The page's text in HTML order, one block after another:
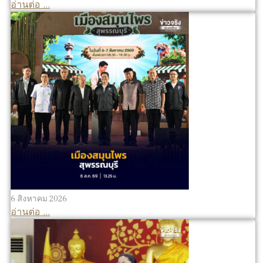
อ่านต่อ ...
6 สิงหาคม 2026
อ่านต่อ ...